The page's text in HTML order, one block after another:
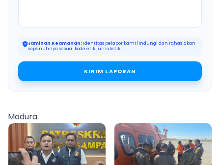
Jaminan Keamanan: Identitas pelapor kami lindungi dan rahasiakan
sepenuhnya sesuai kode etik jurnalistik.
KIRIM LAPORAN
Madura